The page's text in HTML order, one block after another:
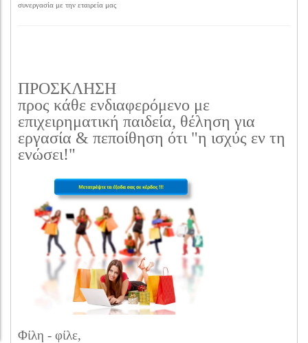
συνεργασία με την εταιρεία μας
ΠΡΟΣΚΛΗΣΗ
προς κάθε ενδιαφερόμενο με
επιχειρηματική παιδεία, θέληση για
εργασία & πεποίθηση ότι "η ισχύς εν τη
ενώσει!"
Φίλη - φίλε,